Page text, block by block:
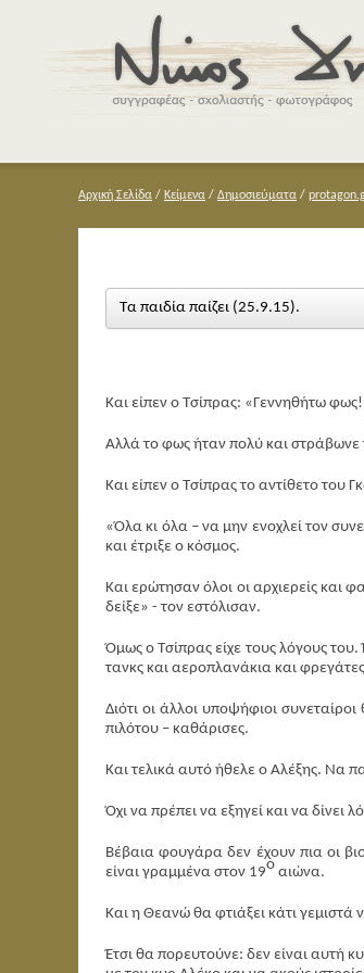
Αρχική Σελίδα / Κείμενα / Δημοσιεύματα /
Τα παιδία παίζει (25.9.15).
Και είπεν ο Τσίπρας: «Γεννηθήτω
Αλλά το φως ήταν πολύ και στράβωνε
Και είπεν ο Τσίπρας το αντίθετο του
«Όλα κι όλα – να μην ενοχλεί τον
και έτριξε ο κόσμος.
Και ερώτησαν όλοι οι αρχιερείς και
δείξε» - τον εστόλισαν.
Όμως ο Τσίπρας είχε τους λόγους
τανκς και αεροπλανάκια και
Διότι οι άλλοι υποψήφιοι
πιλότου – καθάρισες.
Και τελικά αυτό ήθελε ο Αλέξης. Να
Όχι να πρέπει να εξηγεί και να
Βέβαια φουγάρα δεν έχουν πια οι
είναι γραμμένα στον 19ο αιώνα.
Και η Θεανώ θα φτιάξει κάτι
Έτσι θα πορευτούνε: δεν είναι αυτή